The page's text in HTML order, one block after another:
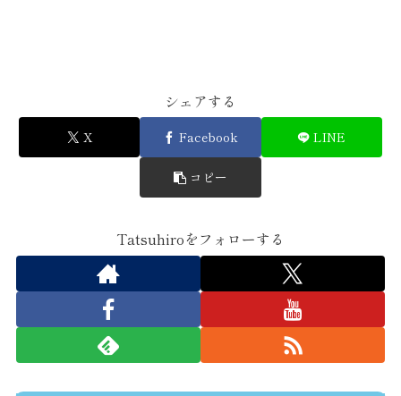
シェアする
X Facebook LINE
コピー
Tatsuhiroをフォローする